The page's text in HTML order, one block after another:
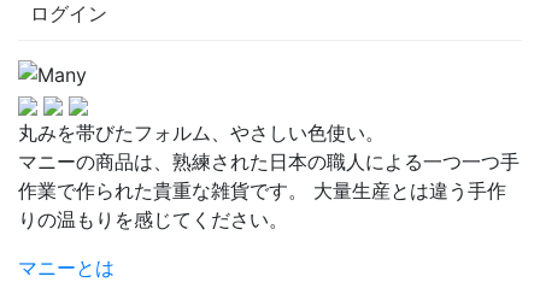
ログイン
丸みを帯びたフォルム、やさしい色使い。
マニーの商品は、熟練された日本の職人による一つ一つ手
作業で作られた貴重な雑貨です。 大量生産とは違う手作
りの温もりを感じてください。
マニーとは